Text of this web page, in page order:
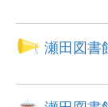
瀬田図書